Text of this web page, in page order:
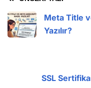
Meta Title
Yazılır?
SSL